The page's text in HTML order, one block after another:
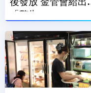
「警告」